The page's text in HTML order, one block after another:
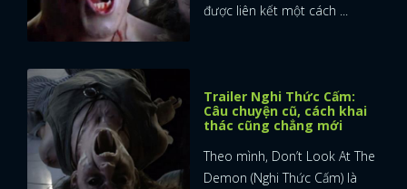
được liên kết một cách ...
Trailer Nghi Thức Cấm:
Câu chuyện cũ, cách khai
thác cũng chẳng mới
Theo mình, Don’t Look At The
Demon (Nghi Thức Cấm) là